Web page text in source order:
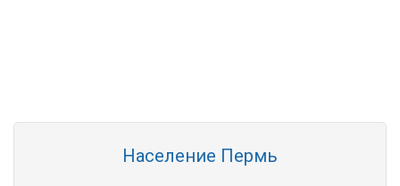
Население Пермь